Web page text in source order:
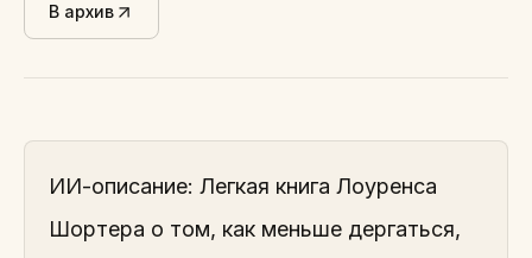
В архив
ИИ-описание: Легкая книга Лоуренса
Шортера о том, как меньше дергаться,